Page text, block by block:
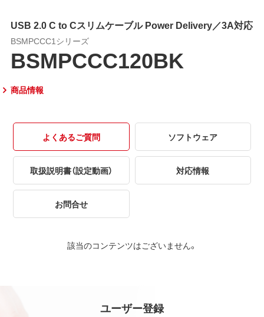
USB 2.0 C to Cスリムケーブル Power Delivery／3A対応
BSMPCCC1シリーズ
BSMPCCC120BK
商品情報
よくあるご質問 ソフトウェア
取扱説明書（設定動画） 対応情報
お問合せ
該当のコンテンツはございません。
ユーザー登録